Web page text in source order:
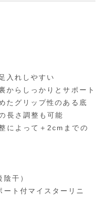
入れしやすい
からしっかりとサポート
たグリップ性のある底
長さ調整も可能
によって＋2cmまでの
干）
ト付マイスターリニ